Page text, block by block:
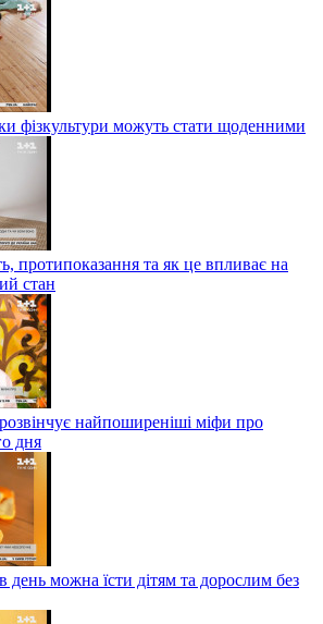
фізкультури можуть стати щоденними
протипоказання та як це впливає на
стан
найпоширеніші міфи про
дня
день можна їсти дітям та дорослим без